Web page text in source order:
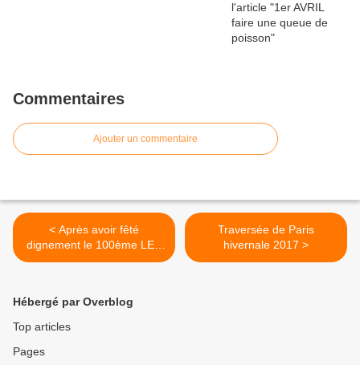
Commentaires
Ajouter un commentaire
< Après avoir fêté
dignement le 100ème LES
RENDEZ-VOUS DE LA
Traversée de Paris
hivernale 2017 >
Hébergé par Overblog
Top articles
Pages